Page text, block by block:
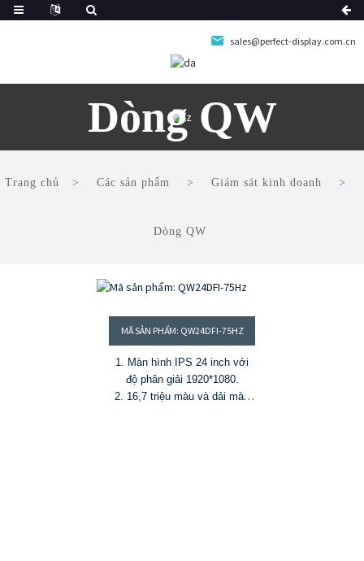
sales@perfect-display.com.cn
Dòng QW
Trang chủ Các sản phẩm Giám sát kinh doanh
Dòng QW
MÃ SẢN PHẨM: QW24DFI-75HZ
1. Màn hình IPS 24 inch với
độ phân giải 1920*1080.
2. 16,7 triệu màu và dải màu